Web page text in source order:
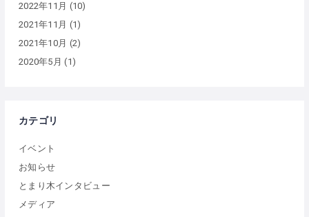
2022年11月 (10)
2021年11月 (1)
2021年10月 (2)
2020年5月 (1)
カテゴリ
イベント
お知らせ
とまり木インタビュー
メディア